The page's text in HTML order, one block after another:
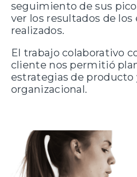
seguimiento de sus
ver los resultados de los
realizados.
El trabajo colaborativo
cliente nos permitió
estrategias de producto
organizacional.